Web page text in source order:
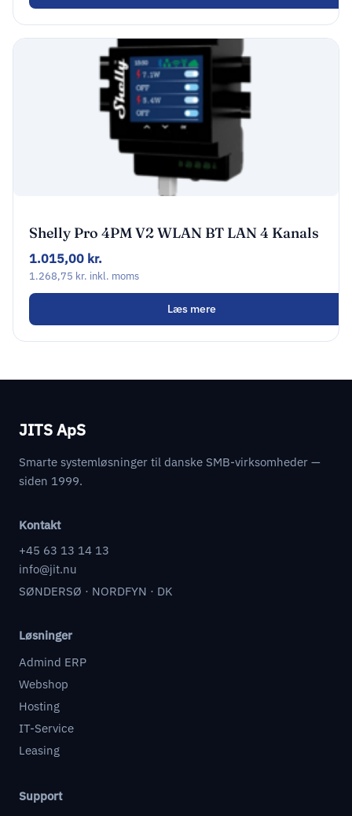
Shelly Pro 4PM V2 WLAN BT LAN 4 Kanals
Multikontakt
1.015,00 kr.
1.268,75 kr. inkl. moms
Læs mere
JITS ApS
Smarte systemløsninger til danske SMB-virksomheder —
siden 1999.
Kontakt
+45 63 13 14 13
info@jit.nu
SØNDERSØ · NORDFYN · DK
Løsninger
Admind ERP
Webshop
Hosting
IT-Service
Leasing
Support